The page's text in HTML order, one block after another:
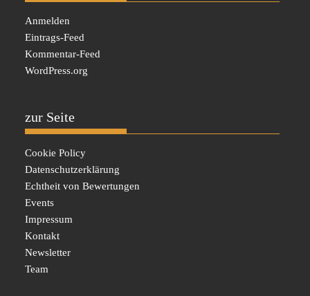
Anmelden
Eintrags-Feed
Kommentar-Feed
WordPress.org
zur Seite
Cookie Policy
Datenschutzerklärung
Echtheit von Bewertungen
Events
Impressum
Kontakt
Newsletter
Team